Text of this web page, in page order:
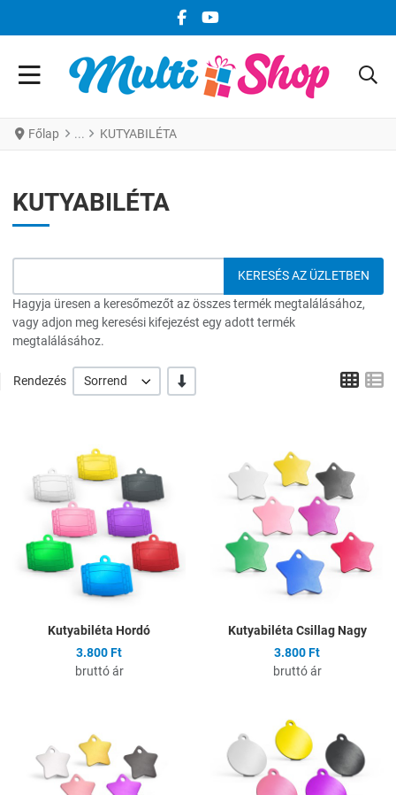
FACEBOOK KÖZÖSSÉGI LINK
YOUTUBE KÖZÖSSÉGI LINK
Főlap KUTYABILÉTA
KUTYABILÉTA
Hagyja üresen a keresőmezőt az összes termék megtalálásához,
vagy adjon meg keresési kifejezést egy adott termék
megtalálásához.
Rendezés Sorrend -/+ Grid
Hozzáadás a kívánságlistához
Összehasonlítás
Gyors nézet
Kutyabiléta Hordó
3.800 Ft
bruttó ár
Kutyabiléta Csillag Nagy
3.800 Ft
bruttó ár
Hozzáadás a kívánságlistához
Összehasonlítás